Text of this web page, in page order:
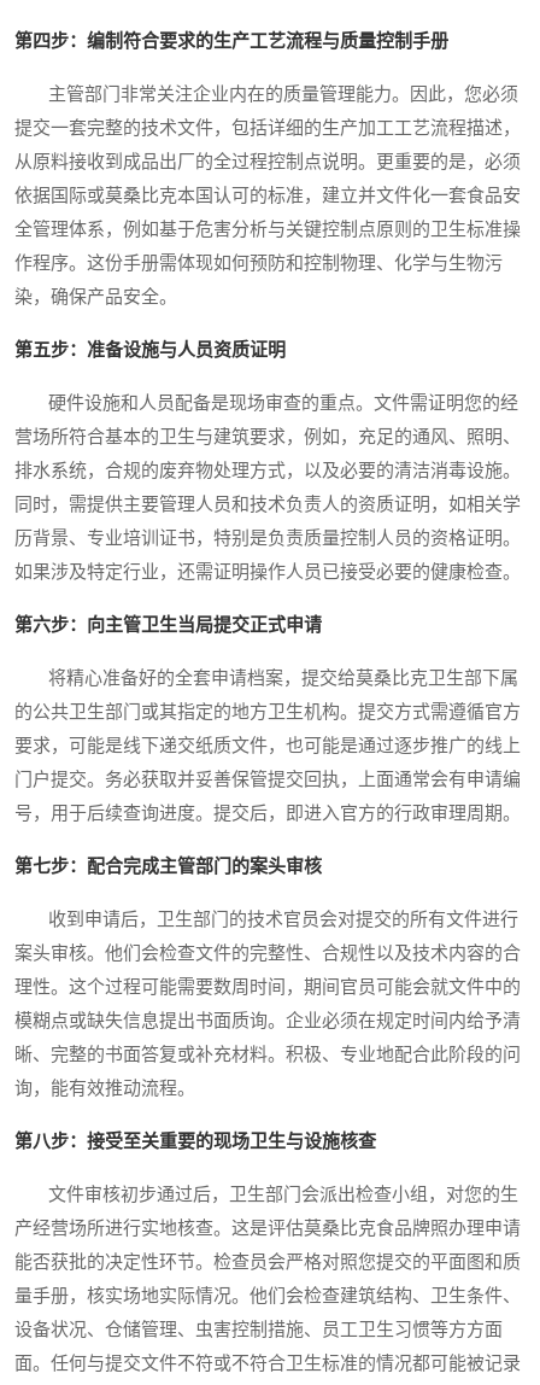
第四步：编制符合要求的生产工艺流程与质量控制手册
主管部门非常关注企业内在的质量管理能力。因此，您必须
提交一套完整的技术文件，包括详细的生产加工工艺流程描述，
从原料接收到成品出厂的全过程控制点说明。更重要的是，必须
依据国际或莫桑比克本国认可的标准，建立并文件化一套食品安
全管理体系，例如基于危害分析与关键控制点原则的卫生标准操
作程序。这份手册需体现如何预防和控制物理、化学与生物污
染，确保产品安全。
第五步：准备设施与人员资质证明
硬件设施和人员配备是现场审查的重点。文件需证明您的经
营场所符合基本的卫生与建筑要求，例如，充足的通风、照明、
排水系统，合规的废弃物处理方式，以及必要的清洁消毒设施。
同时，需提供主要管理人员和技术负责人的资质证明，如相关学
历背景、专业培训证书，特别是负责质量控制人员的资格证明。
如果涉及特定行业，还需证明操作人员已接受必要的健康检查。
第六步：向主管卫生当局提交正式申请
将精心准备好的全套申请档案，提交给莫桑比克卫生部下属
的公共卫生部门或其指定的地方卫生机构。提交方式需遵循官方
要求，可能是线下递交纸质文件，也可能是通过逐步推广的线上
门户提交。务必获取并妥善保管提交回执，上面通常会有申请编
号，用于后续查询进度。提交后，即进入官方的行政审理周期。
第七步：配合完成主管部门的案头审核
收到申请后，卫生部门的技术官员会对提交的所有文件进行
案头审核。他们会检查文件的完整性、合规性以及技术内容的合
理性。这个过程可能需要数周时间，期间官员可能会就文件中的
模糊点或缺失信息提出书面质询。企业必须在规定时间内给予清
晰、完整的书面答复或补充材料。积极、专业地配合此阶段的问
询，能有效推动流程。
第八步：接受至关重要的现场卫生与设施核查
文件审核初步通过后，卫生部门会派出检查小组，对您的生
产经营场所进行实地核查。这是评估莫桑比克食品牌照办理申请
能否获批的决定性环节。检查员会严格对照您提交的平面图和质
量手册，核实场地实际情况。他们会检查建筑结构、卫生条件、
设备状况、仓储管理、虫害控制措施、员工卫生习惯等方方面
面。任何与提交文件不符或不符合卫生标准的情况都可能被记录